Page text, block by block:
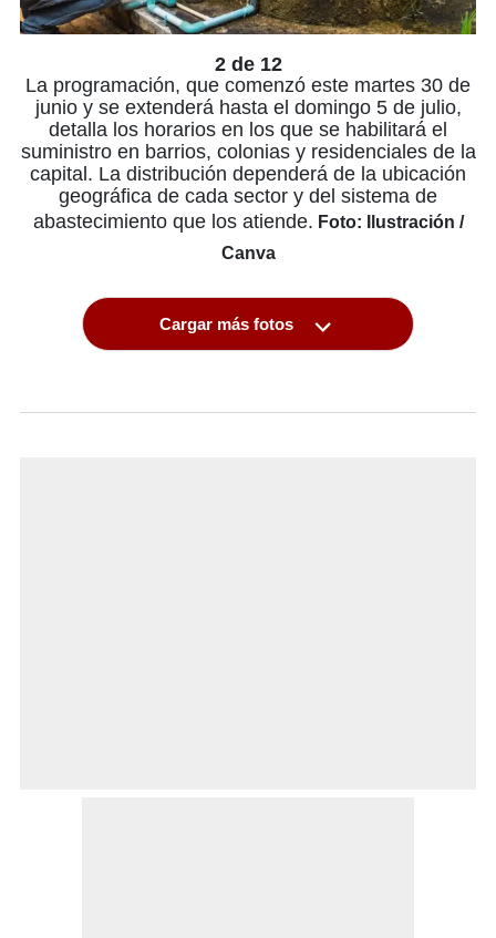
2 de 12
La programación, que comenzó este martes 30 de
junio y se extenderá hasta el domingo 5 de julio,
detalla los horarios en los que se habilitará el
suministro en barrios, colonias y residenciales de la
capital. La distribución dependerá de la ubicación
geográfica de cada sector y del sistema de
abastecimiento que los atiende. Foto: Ilustración /
Canva
Cargar más fotos